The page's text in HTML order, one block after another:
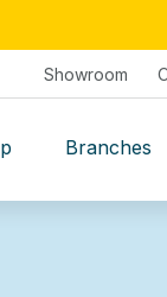
Showroom
Branches